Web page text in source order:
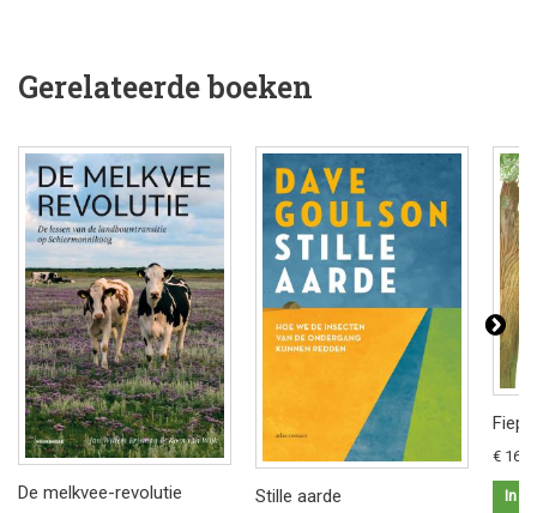
Gerelateerde boeken
De melkvee-revolutie Stille aarde
Fiep
€
In